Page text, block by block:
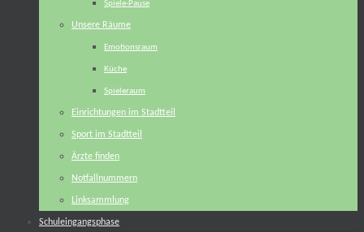
Spiele-Pause
Unsere Räume
Emotionsraum
Küche
Spieleraum
Einrichtungen im Stadtteil
Sport im Stadtteil
Ärzte finden
Notfallnummern
Linksammlung
Schuleingangsphase